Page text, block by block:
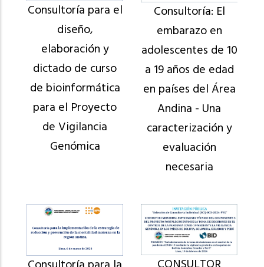
Consultoría para el
diseño,
elaboración y
dictado de curso
de bioinformática
para el Proyecto
de Vigilancia
Genómica
Consultoría: El
embarazo en
adolescentes de 10
a 19 años de edad
en países del Área
Andina - Una
caracterización y
evaluación
necesaria